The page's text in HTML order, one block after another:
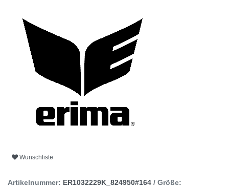
Wunschliste
Artikelnummer: ER1032229K_824950#164 / Größe: